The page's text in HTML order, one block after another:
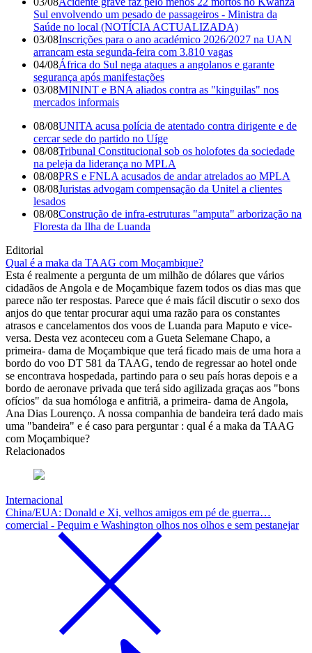
Sul envolvendo um pesado de passageiros - Ministra da
Saúde no local (NOTÍCIA ACTUALIZADA)
03/08Inscrições para o ano académico 2026/2027 na UAN
arrancam esta segunda-feira com 3.810 vagas
04/08África do Sul nega ataques a angolanos e garante
segurança após manifestações
03/08MININT e BNA aliados contra as "kinguilas" nos
mercados informais
08/08UNITA acusa polícia de atentado contra dirigente e de
cercar sede do partido no Uíge
08/08Tribunal Constitucional sob os holofotes da sociedade
na peleja da liderança no MPLA
08/08PRS e FNLA acusados de andar atrelados ao MPLA
08/08Juristas advogam compensação da Unitel a clientes
lesados
08/08Construção de infra-estruturas "amputa" arborização na
Floresta da Ilha de Luanda
Editorial
Qual é a maka da TAAG com Moçambique?
Esta é realmente a pergunta de um milhão de dólares que vários
cidadãos de Angola e de Moçambique fazem todos os dias mas que
parece não ter respostas. Parece que é mais fácil discutir o sexo dos
anjos do que tentar procurar aqui uma razão para os constantes
atrasos e cancelamentos dos voos de Luanda para Maputo e vice-
versa. Desta vez aconteceu com a Gueta Selemane Chapo, a
primeira- dama de Moçambique que terá ficado mais de uma hora a
bordo do voo DT 581 da TAAG, tendo de regressar ao hotel onde
se encontrava hospedada, partindo para o seu país horas depois e a
bordo de aeronave privada que terá sido agilizada graças aos "bons
ofícios" da sua homóloga e anfitriã, a primeira- dama de Angola,
Ana Dias Lourenço. A nossa companhia de bandeira terá dado mais
uma "bandeira" e é caso para perguntar : qual é a maka da TAAG
com Moçambique?
Relacionados
Internacional
China/EUA: Donald e Xi, velhos amigos em pé de guerra…
comercial - Pequim e Washington olhos nos olhos e sem pestanejar